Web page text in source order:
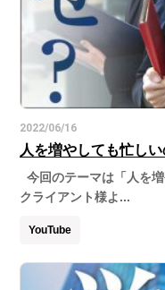
2022/06/16
人を増やしても忙し
今回のテーマは「人を
クライアント様よ...
YouTube